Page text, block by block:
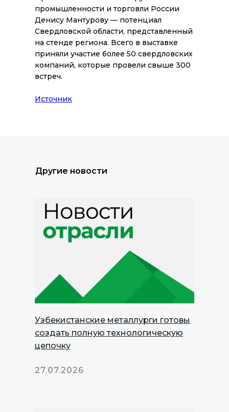
промышленности и торговли России
Денису Мантурову — потенциал
Свердловской области, представленный
на стенде региона. Всего в выставке
приняли участие более 50 свердловских
компаний, которые провели свыше 300
встреч.
Источник
Другие новости
Узбекистанские металлурги готовы
создать полную технологическую
цепочку
27.07.2026